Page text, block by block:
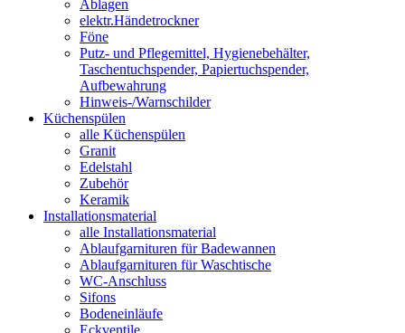
Ablagen
elektr.Händetrockner
Föne
Putz- und Pflegemittel, Hygienebehälter,
Taschentuchspender, Papiertuchspender,
Aufbewahrung
Hinweis-/Warnschilder
Küchenspülen
alle Küchenspülen
Granit
Edelstahl
Zubehör
Keramik
Installationsmaterial
alle Installationsmaterial
Ablaufgarnituren für Badewannen
Ablaufgarnituren für Waschtische
WC-Anschluss
Sifons
Bodeneinläufe
Eckventile